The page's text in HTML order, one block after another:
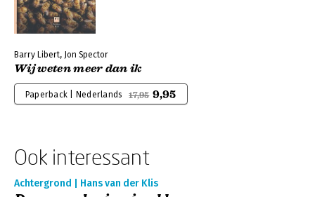
Barry Libert, Jon Spector
Wij weten meer dan ik
Paperback | Nederlands 17,95 9,95
Ook interessant
Achtergrond | Hans van der Klis